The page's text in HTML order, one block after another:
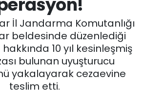
İl Jandarma Komutanlığı
beldesinde düzenlediği
10 yıl kesinleşmiş
bulunan uyuşturucu
yakalayarak cezaevine
teslim etti.
Haberleri